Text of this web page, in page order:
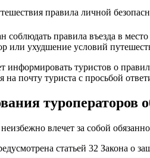
правила личной
соблюдать правила въезда в
или ухудшение условий
туристов о
почту туриста с просьбой
туроператоров
влечет за собой
статьей 32 Закона о